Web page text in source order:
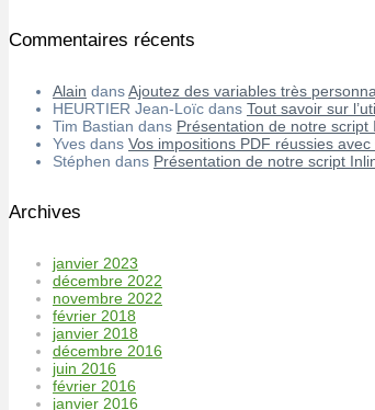
Commentaires récents
Alain dansAjoutez des variables très
HEURTIER Jean-Loïc dans Tout savoir sur
Tim Bastian dans Présentation de notre
Yves dans Vos impositions PDF réussies
Stéphen dans Présentation de notre script
Archives
janvier 2023
décembre 2022
novembre 2022
février 2018
janvier 2018
décembre 2016
juin 2016
février 2016
janvier 2016